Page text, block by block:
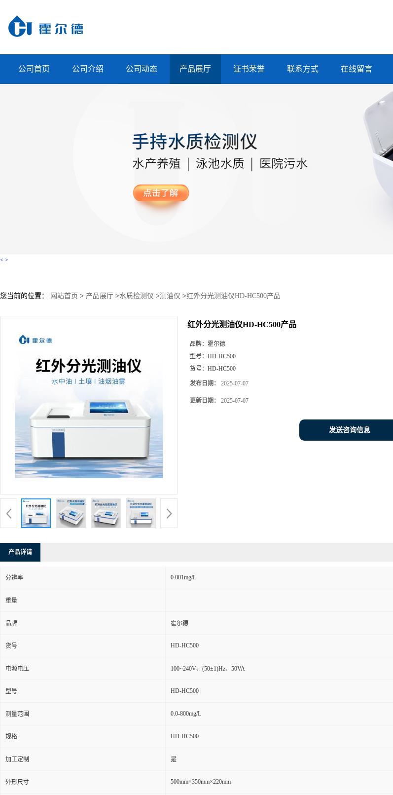
公司首页 公司介绍 公司动态 产品展厅 证书荣誉 联系方式 在线留言
< >
您当前的位置： 网站首页 > 产品展厅 >水质检测仪 >测油仪 >红外分光测油仪HD-HC500产品
红外分光测油仪HD-HC500产品
品牌： 霍尔德
型号： HD-HC500
货号： HD-HC500
发布日期： 2025-07-07
更新日期： 2025-07-07
发送咨询信息
产品详请
分辨率 0.001mg/L
重量
品牌 霍尔德
货号 HD-HC500
电源电压 100~240V、(50±1)Hz、50VA
型号 HD-HC500
测量范围 0.0-800mg/L
规格 HD-HC500
加工定制 是
外形尺寸 500mm×350mm×220mm